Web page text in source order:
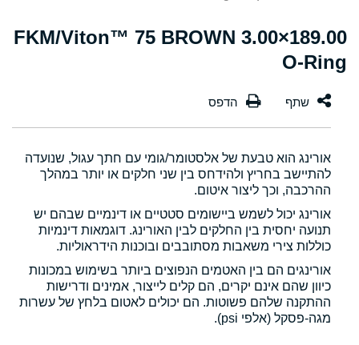
189.00×3.00 FKM/Viton™ 75 BROWN
O-Ring
אורינג הוא טבעת של אלסטומר/גומי עם חתך עגול, שנועדה
להתיישב בחריץ ולהידחס בין שני חלקים או יותר במהלך
ההרכבה, וכך ליצור איטום.
אורינג יכול לשמש ביישומים סטטיים או דינמיים שבהם יש
תנועה יחסית בין החלקים לבין האורינג. דוגמאות דינמיות
כוללות צירי משאבות מסתובבים ובוכנות הידראוליות.
אורינגים הם בין האטמים הנפוצים ביותר בשימוש במכונות
כיוון שהם אינם יקרים, הם קלים לייצור, אמינים ודרישות
ההתקנה שלהם פשוטות. הם יכולים לאטום בלחץ של עשרות
מגה-פסקל (אלפי psi).